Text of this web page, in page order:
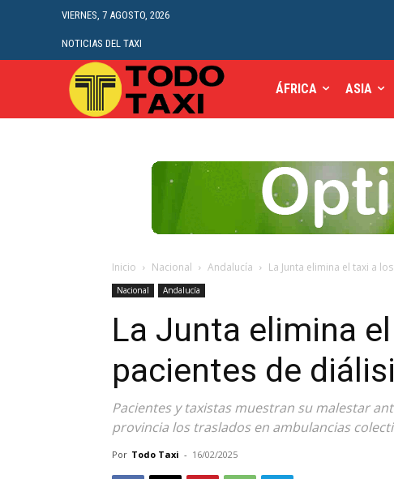
VIERNES, 7 AGOSTO, 2026
NOTICIAS DEL TAXI
ÁFRICA ASIA
Inicio Nacional Andalucía La Junta elimina el taxi a
Nacional Andalucía
La Junta elimina
pacientes de
Pacientes y taxistas muestran su malestar
provincia los traslados en ambulancias
Por Todo Taxi - 16/02/2025